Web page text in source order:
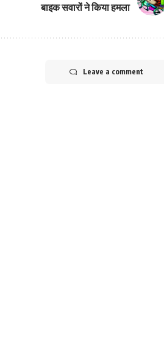
बाइक सवारों ने किया हमला
Leave a comment